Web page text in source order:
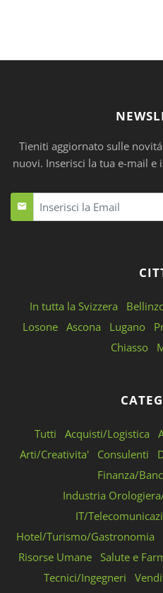
Tieniti aggiornato sulle
nuovi. Inserisci la tua e-mail
In tutta la Svizzera
Losone Ascona Lugano
Chiasso
Tutti Acquisti/Logistica
Arti/Creativita'
Consulenti
Finanza/
Industria
IT/
Hotel/Turismo/Gastronomia
Risorse Umane
Salute e
Tecnici/Ingegneri